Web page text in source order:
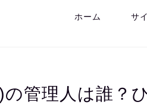
ホーム サ
管理人は誰？